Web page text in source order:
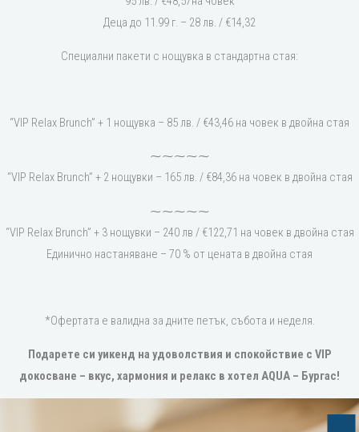
Деца до 11.99 г. – 28 лв. / €14,32
Специални пакети с нощувка в стандартна стая:
“VIP Relax Brunch” + 1 нощувка – 85 лв. / €43,46 на човек в двойна стая
⁓⁓⁓⁓⁓
“VIP Relax Brunch” + 2 нощувки – 165 лв. / €84,36 на човек в двойна стая
⁓⁓⁓⁓⁓
“VIP Relax Brunch” + 3 нощувки – 240 лв / €122,71 на човек в двойна стая
Единично настаняване – 70 % от цената в двойна стая
*Офертата е валидна за дните петък, събота и неделя.
Подарете си уикенд на удоволствия и спокойствие с VIP
докосване – вкус, хармония и релакс в хотел AQUA – Бургас!